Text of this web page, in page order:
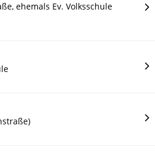
ehemals Ev. Volksschule